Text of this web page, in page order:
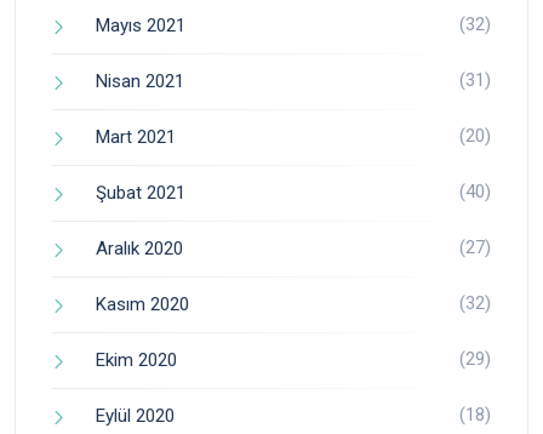
Mayıs 2021 (32)
Nisan 2021 (31)
Mart 2021 (20)
Şubat 2021 (40)
Aralık 2020 (27)
Kasım 2020 (32)
Ekim 2020 (29)
Eylül 2020 (18)